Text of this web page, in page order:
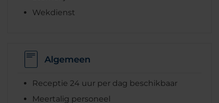
Wekdienst
Algemeen
Receptie 24 uur per dag beschikbaar
Meertalig personeel